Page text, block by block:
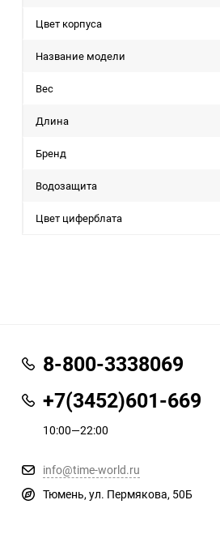
Цвет корпуса
Название модели
Вес
Длина
Бренд
Водозащита
Цвет циферблата
8-800-3338069
+7(3452)601-669
10:00—22:00
info@time-world.ru
Тюмень, ул. Пермякова, 50Б